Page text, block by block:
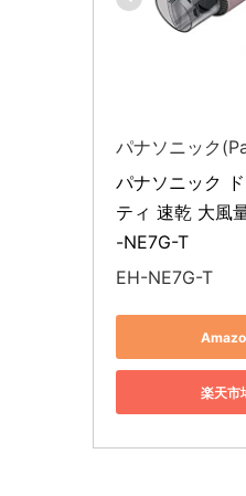
パナソニック
パナソニック
ティ 速乾 大風
-NE7G-T
EH-NE7G-T
楽天市